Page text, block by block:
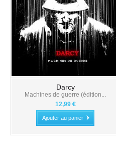
Darcy
Machines de guerre (édition...
12,99 €
Ajouter au panier